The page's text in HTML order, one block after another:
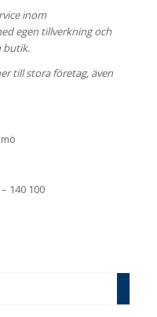
inom
egen tillverkning och
butik.
till stora företag, även
140 100